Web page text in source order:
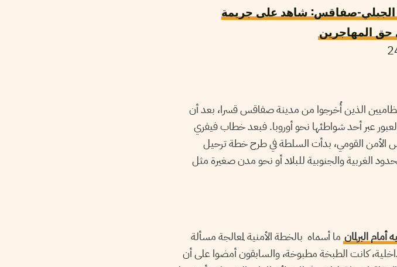
الجبلي-صفاقس: شاهد على جريمة
حق المهاجرين
الذين أُخرجوا من مدينة صفاقس قسرا، بعد أن
عبر أحد شواطئها نحو أوروبا. فبعد خطاب فيفري
الأمن القومي، بدأت السلطة في طرح خطة ترحيل
الغربية والجنوبية للبلاد أو نحو مدن صغيرة مثل
البرلمان ما أسماه بالخطة الأمنية لمعالجة مسألة
كانت الطبخة مطبوخة، والسابقون أمضوا على أن